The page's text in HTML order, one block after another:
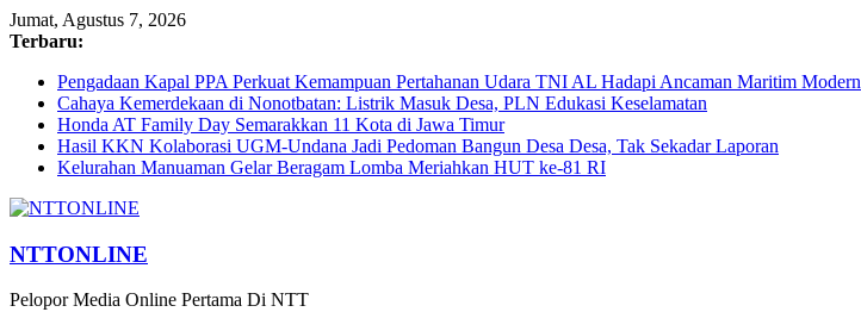
Jumat, Agustus 7, 2026
Terbaru:
Pengadaan Kapal PPA Perkuat Kemampuan Pertahanan Udara TNI AL Hadapi Ancaman Maritim Modern
Cahaya Kemerdekaan di Nonotbatan: Listrik Masuk Desa, PLN Edukasi Keselamatan
Honda AT Family Day Semarakkan 11 Kota di Jawa Timur
Hasil KKN Kolaborasi UGM-Undana Jadi Pedoman Bangun Desa Desa, Tak Sekadar Laporan
Kelurahan Manuaman Gelar Beragam Lomba Meriahkan HUT ke-81 RI
NTTONLINE
Pelopor Media Online Pertama Di NTT